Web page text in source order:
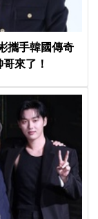
攜手韓國傳奇
來了！